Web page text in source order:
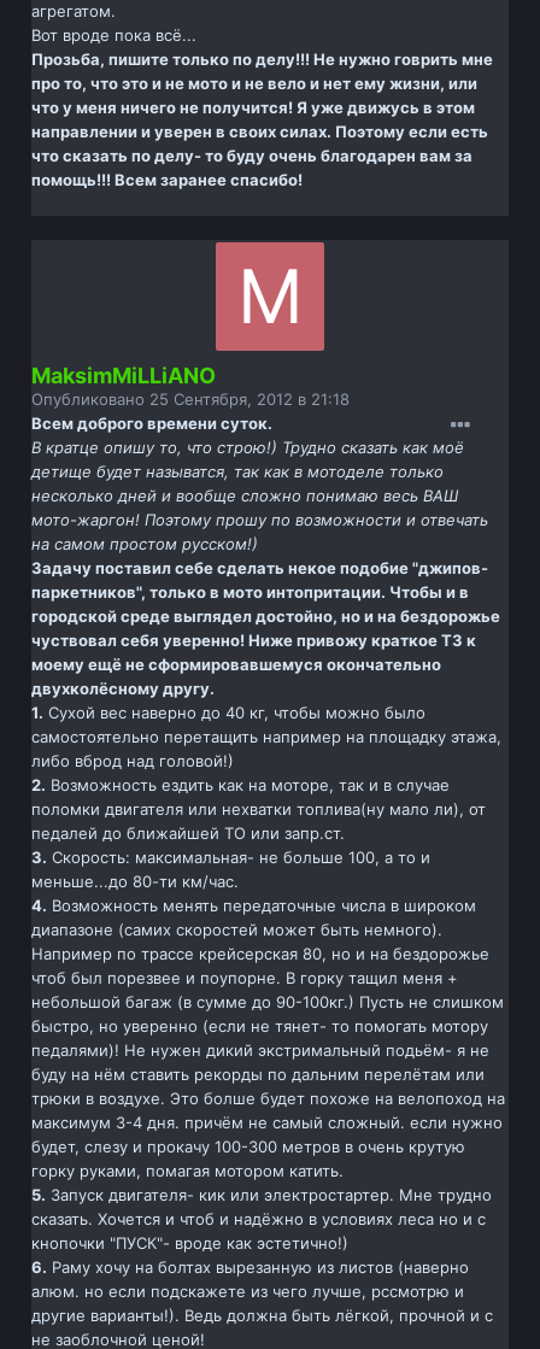
агрегатом.
Вот вроде пока всё...
Прозьба, пишите только по делу!!! Не нужно говрить мне
про то, что это и не мото и не вело и нет ему жизни, или
что у меня ничего не получится! Я уже движусь в этом
направлении и уверен в своих силах. Поэтому если есть
что сказать по делу- то буду очень благодарен вам за
помощь!!! Всем заранее спасибо!
MaksimMiLLiANO
Опубликовано 25 Сентября, 2012 в 21:18
Всем доброго времени суток.
В кратце опишу то, что строю!) Трудно сказать как моё
детище будет называтся, так как в мотоделе только
несколько дней и вообще сложно понимаю весь ВАШ
мото-жаргон! Поэтому прошу по возможности и отвечать
на самом простом русском!)
Задачу поставил себе сделать некое подобие "джипов-
паркетников", только в мото интопритации. Чтобы и в
городской среде выглядел достойно, но и на бездорожье
чуствовал себя уверенно! Ниже привожу краткое ТЗ к
моему ещё не сформировавшемуся окончательно
двухколёсному другу.
1. Сухой вес наверно до 40 кг, чтобы можно было
самостоятельно перетащить например на площадку этажа,
либо вброд над головой!)
2. Возможность ездить как на моторе, так и в случае
поломки двигателя или нехватки топлива(ну мало ли), от
педалей до ближайшей ТО или запр.ст.
3. Скорость: максимальная- не больше 100, а то и
меньше...до 80-ти км/час.
4. Возможность менять передаточные числа в широком
диапазоне (самих скоростей может быть немного).
Например по трассе крейсерская 80, но и на бездорожье
чтоб был порезвее и поупорне. В горку тащил меня +
небольшой багаж (в сумме до 90-100кг.) Пусть не слишком
быстро, но уверенно (если не тянет- то помогать мотору
педалями)! Не нужен дикий экстримальный подьём- я не
буду на нём ставить рекорды по дальним перелётам или
трюки в воздухе. Это болше будет похоже на велопоход на
максимум 3-4 дня. причём не самый сложный. если нужно
будет, слезу и прокачу 100-300 метров в очень крутую
горку руками, помагая мотором катить.
5. Запуск двигателя- кик или электростартер. Мне трудно
сказать. Хочется и чтоб и надёжно в условиях леса но и с
кнопочки "ПУСК"- вроде как эстетично!)
6. Раму хочу на болтах вырезанную из листов (наверно
алюм. но если подскажете из чего лучше, рссмотрю и
другие варианты!). Ведь должна быть лёгкой, прочной и с
не заоблочной ценой!